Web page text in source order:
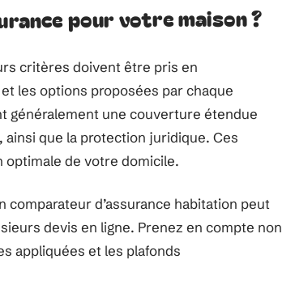
pour votre maison ?
critères doivent être pris en
les options proposées par chaque
généralement une couverture étendue
que la protection juridique. Ces
de votre domicile.
d’assurance habitation peut
devis en ligne. Prenez en compte non
appliquées et les plafonds